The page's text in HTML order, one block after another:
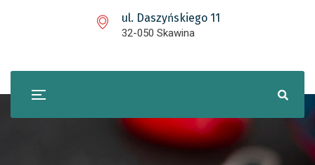
ul. Daszyńskiego 11
32-050 Skawina